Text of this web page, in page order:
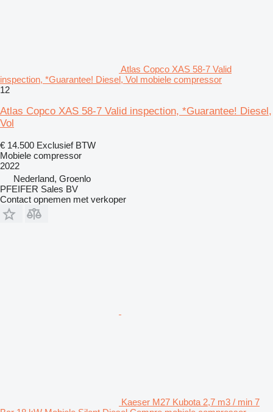
Atlas Copco XAS 58-7 Valid
inspection, *Guarantee! Diesel, Vol mobiele compressor
12
Atlas Copco XAS 58-7 Valid inspection, *Guarantee! Diesel,
Vol
€ 14.500 Exclusief BTW
Mobiele compressor
2022
Nederland, Groenlo
PFEIFER Sales BV
Contact opnemen met verkoper
Kaeser M27 Kubota 2,7 m3 / min 7